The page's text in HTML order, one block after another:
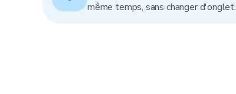
même temps, sans changer d'onglet.